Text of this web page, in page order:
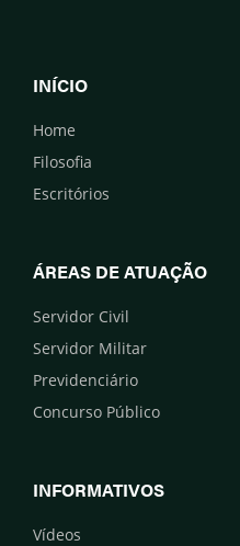
INÍCIO
Home
Filosofia
Escritórios
ÁREAS DE ATUAÇÃO
Servidor Civil
Servidor Militar
Previdenciário
Concurso Público
INFORMATIVOS
Vídeos